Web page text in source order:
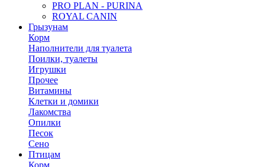
PRO PLAN - PURINA
ROYAL CANIN
Грызунам
Корм
Наполнители для туалета
Поилки, туалеты
Игрушки
Прочее
Витамины
Клетки и домики
Лакомства
Опилки
Песок
Сено
Птицам
Корм